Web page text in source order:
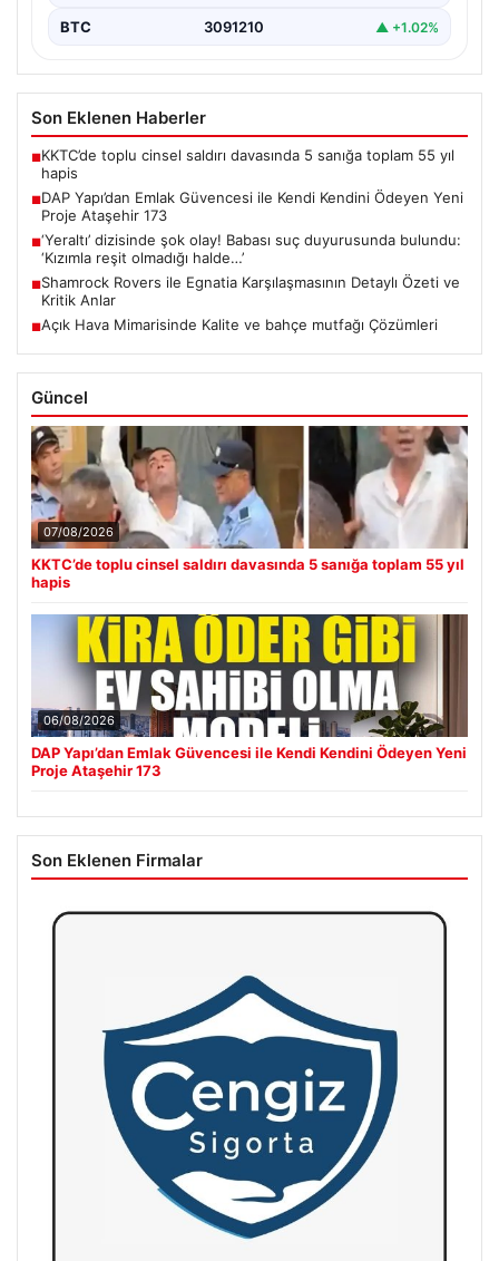
BTC 3091210 ▲ +1.02%
Son Eklenen Haberler
■KKTC’de toplu cinsel saldırı davasında 5 sanığa toplam 55 yıl
hapis
■DAP Yapı’dan Emlak Güvencesi ile Kendi Kendini Ödeyen Yeni
Proje Ataşehir 173
■‘Yeraltı’ dizisinde şok olay! Babası suç duyurusunda bulundu:
‘Kızımla reşit olmadığı halde…’
■Shamrock Rovers ile Egnatia Karşılaşmasının Detaylı Özeti ve
Kritik Anlar
■Açık Hava Mimarisinde Kalite ve bahçe mutfağı Çözümleri
Güncel
07/08/2026
KKTC’de toplu cinsel saldırı davasında 5 sanığa toplam 55 yıl
hapis
06/08/2026
DAP Yapı’dan Emlak Güvencesi ile Kendi Kendini Ödeyen Yeni
Proje Ataşehir 173
Son Eklenen Firmalar